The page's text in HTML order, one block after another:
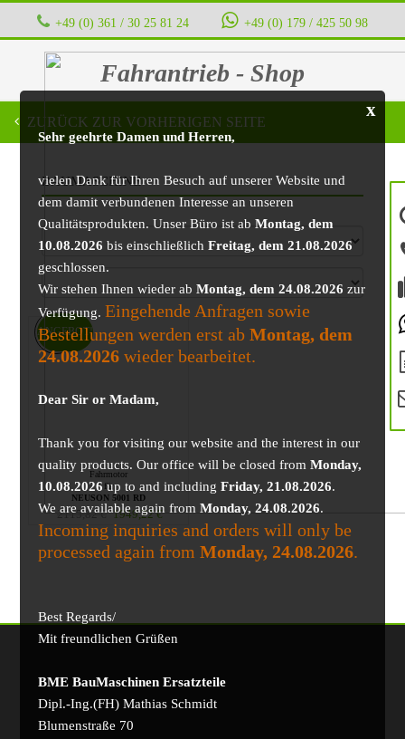
+49 (0) 361 / 30 25 81 24 ‭ ‭ ‭ ‭ +49 (0) 179 / 425 50 98
Fahrantrieb - Shop
x
Sehr geehrte Damen und Herren,
vielen Dank für Ihren Besuch auf unserer Website und
dem damit verbundenen Interesse an unseren
Qualitätsprodukten. Unser Büro ist abMontag, dem
10.08.2026 bis einschließlichFreitag, dem 21.08.2026
geschlossen.
Wir stehen Ihnen wieder abMontag, dem 24.08.2026 zur
Verfügung. Eingehende Anfragen sowie
Bestellungen werden erst abMontag, dem
24.08.2026 wieder bearbeitet.
Dear Sir or Madam,
Thank you for visiting our website and the interest in our
quality products. Our office will be closed fromMonday,
10.08.2026up to and includingFriday, 21.08.2026.
We are available again fromMonday, 24.08.2026.
Incoming inquiries and orders will only be
processed again fromMonday, 24.08.2026.
Best Regards/
Mit freundlichen Grüßen
BME BauMaschinen Ersatzteile
Dipl.-Ing.(FH) Mathias Schmidt
Blumenstraße 70
ZURÜCK ZUR VORHERIGEN SEITE
BAUMASCHINE
Fahrmotor
für
NEUSON 5001 RD
2115,82€ 1949,22€
ANGEBOT!